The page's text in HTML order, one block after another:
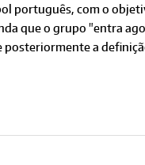
português, com o
que o grupo "entra
a